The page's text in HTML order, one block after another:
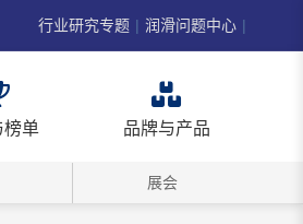
行业研究专题 | 润滑问题中心 |
榜单 品牌与产品
展会